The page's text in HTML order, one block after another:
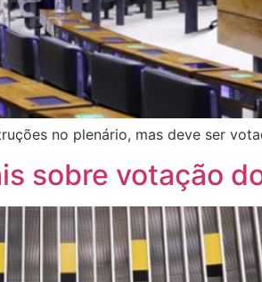
no plenário, mas deve ser
sobre votação